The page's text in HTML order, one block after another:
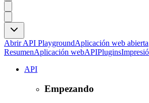
Abrir API PlaygroundAplicación web abierta
ResumenAplicación webAPIPlugins
API
Empezando